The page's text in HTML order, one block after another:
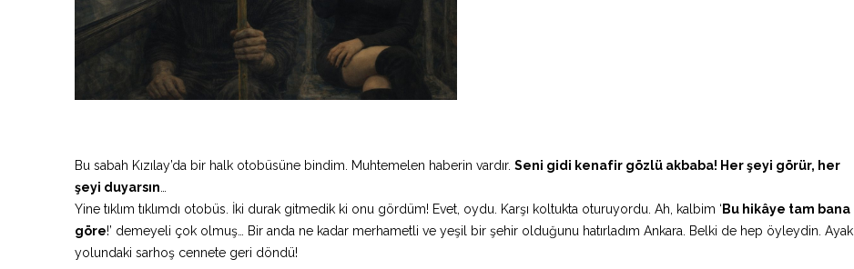
Bu sabah Kızılay’da bir halk otobüsüne bindim. Muhtemelen haberin vardır. Seni gidi kenafir gözlü akbaba! Her şeyi görür, her
şeyi duyarsın
Yine tıklım tıklımdı otobüs. İki durak gitmedik ki onu gördüm! Evet, oydu. Karşı koltukta oturuyordu. Ah, kalbim ‘ Bu hikâye tam bana
göre!’ demeyeli çok olmuş… Bir anda ne kadar merhametli ve yeşil bir şehir olduğunu hatırladım Ankara. Belki de hep öyleydin. Ayak
yolundaki sarhoş cennete geri döndü!